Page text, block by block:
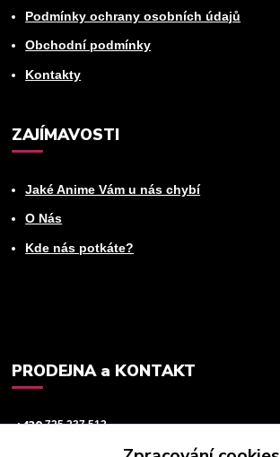
Podmínky ochrany osobních údajů
Obchodní podmínky
Kontakty
ZAJÍMAVOSTI
Jaké Anime Vám u nás chybí
O Nás
Kde nás potkáte?
PRODEJNA a KONTAKT
+420725 237 512